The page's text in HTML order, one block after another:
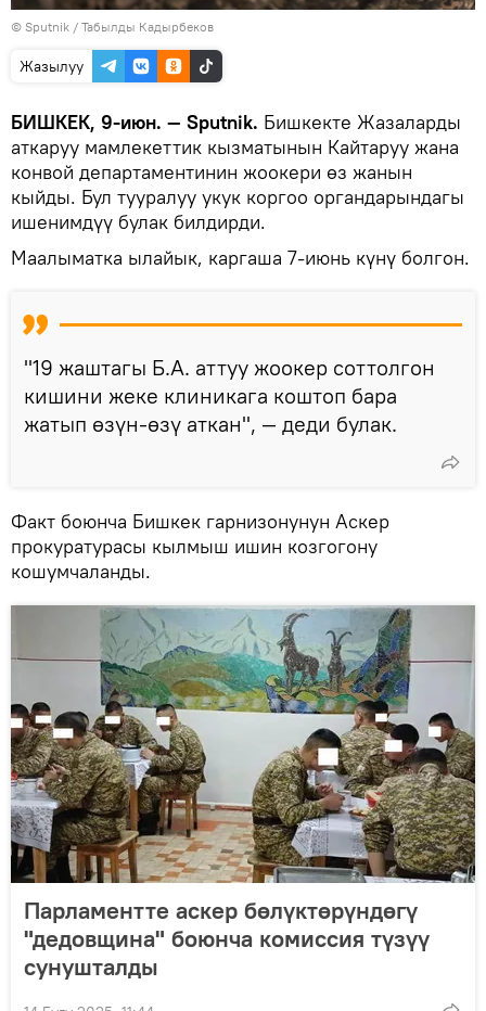
© Sputnik / Табылды Кадырбеков
Жазылуу
БИШКЕК, 9-июн. — Sputnik. Бишкекте Жазаларды
аткаруу мамлекеттик кызматынын Кайтаруу жана
конвой департаментинин жоокери өз жанын
кыйды. Бул тууралуу укук коргоо органдарындагы
ишенимдүү булак билдирди.
Маалыматка ылайык, каргаша 7-июнь күнү болгон.
"19 жаштагы Б.А. аттуу жоокер соттолгон
кишини жеке клиникага коштоп бара
жатып өзүн-өзү аткан", — деди булак.
Факт боюнча Бишкек гарнизонунун Аскер
прокуратурасы кылмыш ишин козгогону
кошумчаланды.
Парламентте аскер бөлүктөрүндөгү
"дедовщина" боюнча комиссия түзүү
сунушталды